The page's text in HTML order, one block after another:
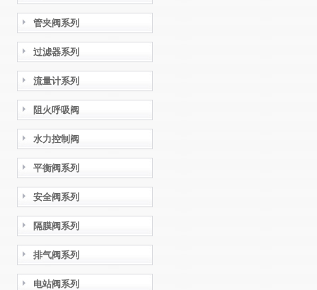
管夹阀系列
过滤器系列
流量计系列
阻火呼吸阀
水力控制阀
平衡阀系列
安全阀系列
隔膜阀系列
排气阀系列
电站阀系列